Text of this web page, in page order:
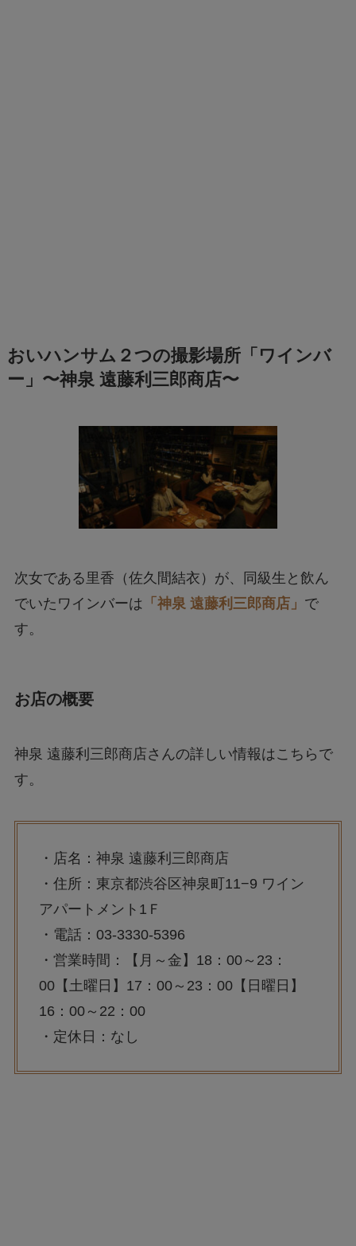
おいハンサム２つの撮影場所「ワインバ
ー」〜神泉 遠藤利三郎商店〜
次女である里香（佐久間結衣）が、同級生と飲ん
でいたワインバーは 「神泉 遠藤利三郎商店」 で
す。
お店の概要
神泉 遠藤利三郎商店さんの詳しい情報はこちらで
す。
・店名：神泉 遠藤利三郎商店
・住所：東京都渋谷区神泉町11−9 ワイン
アパートメント1Ｆ
・電話：03-3330-5396
・営業時間：【月～金】18：00～23：
00【土曜日】17：00～23：00【日曜日】
16：00～22：00
・定休日：なし